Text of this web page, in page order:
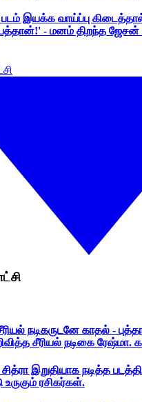
படம் இயக்க வாய்ப்பு
- மனம் திறந்த
நடிகருடனே காதல் -
சீரியல் நடிகை ரேஷ்மா.
இறுதியாக நடித்த
உருகும் ரசிகர்கள்.